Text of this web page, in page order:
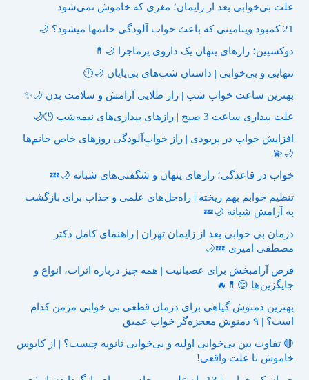
علت بی‌خوابی بعد از زایمان؛ مغزی که خاموش نمی‌شود
21 کمبود ویتامینی که باعث خواب آلودگی خانمها میشود؟ 🌙
دوکسپین؛ رازهای پنهان یک داروی پرماجرا 🌙💊
تنهایی و بی‌خوابی | داستان شب‌های بی‌پایان 🌙🕛
بهترین ساعت خواب شب | راز طلایی آرامش و سلامت بدن 🌙✨
علت بیداری ساعت 3 صبح | رازهای بیداری‌های نیمه‌شب 🕒🌙
افزایش خواب در پریودی | راز خواب‌آلودگی روزهای خاص خانم‌ها
🌙💫
خواب در قاعدگی؛ رازهای پنهان و شگفتی‌های شبانه 🌙💤
تنظیم خوابم بهم ریخته | راه‌حل‌های علمی و جذاب برای بازگشت
به آرامش شبانه 🌙💤
درمان بی خوابی بعد از زایمان تهران | راهنمای کامل دکتر
مصطفی امیری 💤🌙
قرص آرامبخش برای عصبانیت | همه چیز درباره اثرات، انواع و
جایگزین‌ها 😌💊🔥
بهترین دمنوش گیاهی برای درمان قطعی بی خوابی مزمن کدام
است؟ | ۹ دمنوش معجزه‌گر خواب عمیق
🔴 تفاوت بین بی‌خوابی اولیه و بی‌خوابی ثانویه چیست؟ | از کابوس
خاموش تا علت واقعی!